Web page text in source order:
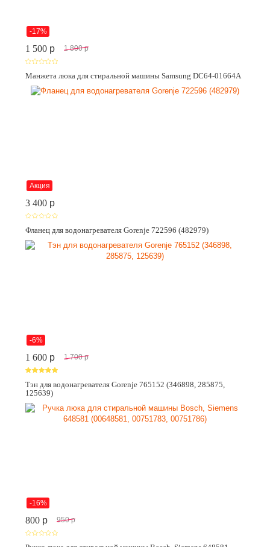
-17%
1 500 p 1 800 p
Манжета люка для стиральной машины Samsung DC64-01664A
Акция
3 400 p
Фланец для водонагревателя Gorenje 722596 (482979)
-6%
1 600 p 1 700 p
Тэн для водонагревателя Gorenje 765152 (346898, 285875,
125639)
-16%
800 p 950 p